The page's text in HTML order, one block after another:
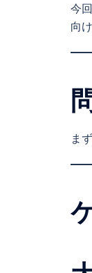
今
向
ま